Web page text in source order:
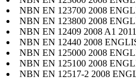
NBN EN 123700 2008
NBN EN 123800 2008
NBN EN 12409 2008 A1
NBN EN 12440 2008
NBN EN 125000 2008
NBN EN 125100 2008
NBN EN 12517-2 2008